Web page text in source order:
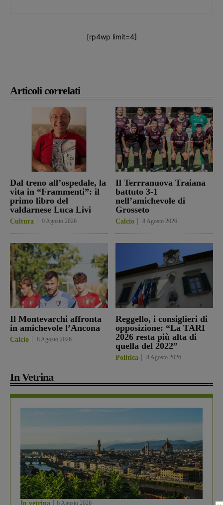
Articoli correlati
Dal treno all’ospedale, la
vita in “Frammenti”: il
primo libro del
valdarnese Luca Livi
Cultura 9 Agosto 2026
Il Terrranuova Traiana
battuto 3-1
nell’amichevole di
Grosseto
Calcio 8 Agosto 2026
Il Montevarchi affronta
in amichevole l’Ancona
Calcio 8 Agosto 2026
Reggello, i consiglieri di
opposizione: “La TARI
2026 resta più alta di
quella del 2022”
Politica 8 Agosto 2026
In Vetrina
In vetrina 6 Agosto 2026
[rp4wp limit=4]